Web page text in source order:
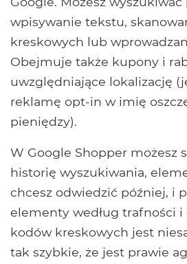
wpisywanie tekstu,
kreskowych lub
Obejmuje także kupony i
uwzględniające lokalizację
reklamę opt-in w imię
pieniędzy).
W Google Shopper możesz
historię wyszukiwania,
chcesz odwiedzić później, i
elementy według trafności i
kodów kreskowych jest
tak szybkie, że jest prawie